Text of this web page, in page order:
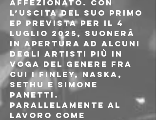
affezionato. Con
l’uscita del suo primo
EP prevista per il 4
luglio 2025, suonerà
in apertura ad alcuni
degli artisti più in
voga del genere fra
cui i Finley, NASKA,
Sethu e Simone
Panetti.
Parallelamente al
lavoro come